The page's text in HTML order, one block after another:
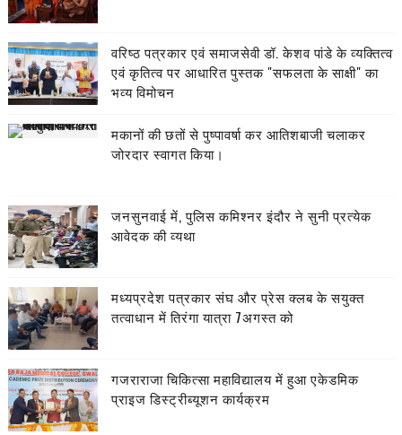
वरिष्ठ पत्रकार एवं समाजसेवी डॉ. केशव पांडे के व्यक्तित्व
एवं कृतित्व पर आधारित पुस्तक "सफलता के साक्षी" का
भव्य विमोचन
मकानों की छतों से पुष्पावर्षा कर आतिशबाजी चलाकर
जोरदार स्वागत किया।
जनसुनवाई में, पुलिस कमिश्नर इंदौर ने सुनी प्रत्येक
आवेदक की व्यथा
मध्यप्रदेश पत्रकार संघ और प्रेस क्लब के सयुक्त
तत्वाधान में तिरंगा यात्रा 7अगस्त को
गजराराजा चिकित्सा महाविद्यालय में हुआ एकेडमिक
प्राइज डिस्ट्रीब्यूशन कार्यक्रम